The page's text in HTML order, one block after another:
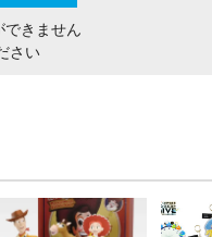
きません
さい